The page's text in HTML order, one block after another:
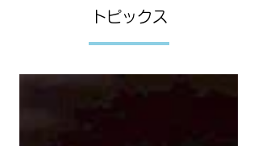
トピックス